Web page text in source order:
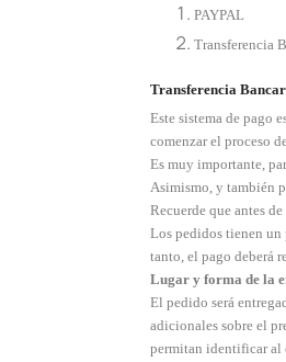
PAYPAL
Transferencia
Transferencia
Este sistema de pago
comenzar el proceso
Es muy importante,
Asimismo, y también
Recuerde que antes
Los pedidos tienen un
tanto, el pago deberá
Lugar y forma de la
El pedido será
adicionales sobre el
permitan identificar al